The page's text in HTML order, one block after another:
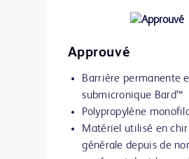
Approuvé
Barrière permanente
submicronique Bard™
Polypropylène
Matériel utilisé en
générale depuis de